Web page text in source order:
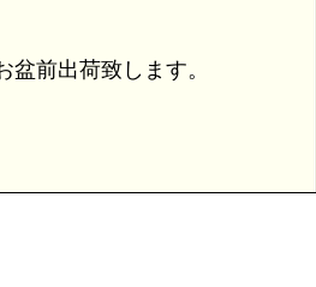
前出荷致します。